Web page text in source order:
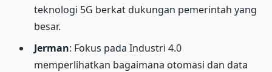
teknologi 5G berkat dukungan pemerintah yang
besar.
Jerman: Fokus pada Industri 4.0
memperlihatkan bagaimana otomasi dan data